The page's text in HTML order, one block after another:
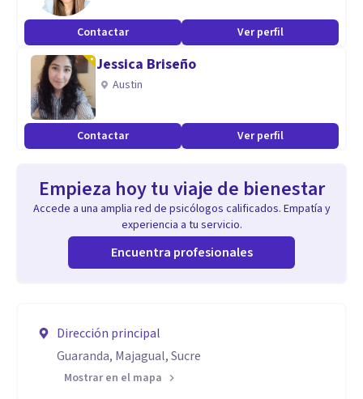
Contactar Ver perfil
Jessica Briseño
Austin
Contactar Ver perfil
Empieza hoy tu viaje de bienestar
Accede a una amplia red de psicólogos calificados. Empatía y
experiencia a tu servicio.
Encuentra profesionales
Dirección principal
Guaranda, Majagual, Sucre
Mostrar en el mapa